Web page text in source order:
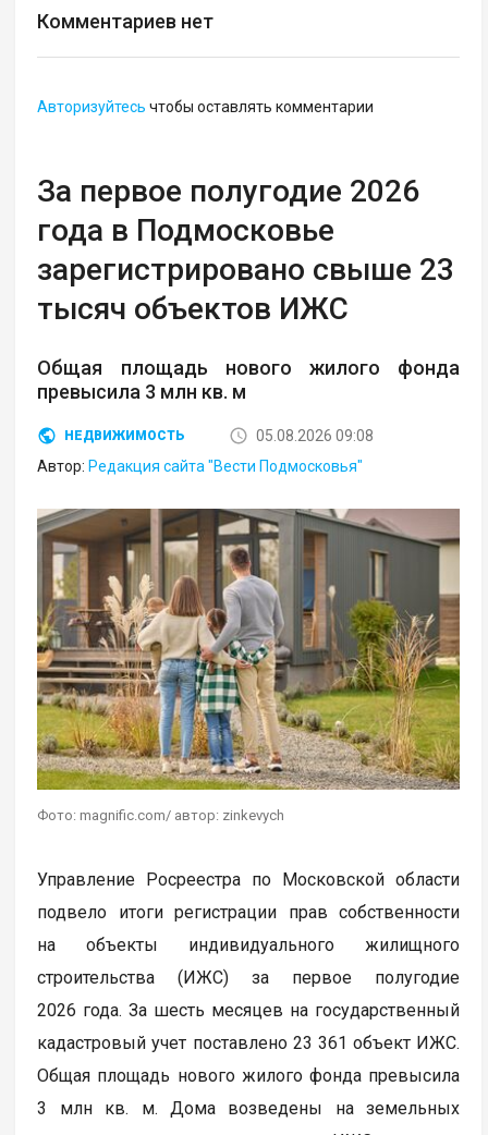
Комментариев нет
Авторизуйтесь чтобы оставлять комментарии
За первое полугодие 2026
года в Подмосковье
зарегистрировано свыше 23
тысяч объектов ИЖС
Общая площадь нового жилого фонда
превысила 3 млн кв. м
НЕДВИЖИМОСТЬ
05.08.2026 09:08
Автор:Редакция сайта "Вести Подмосковья"
Фото: magnific.com/ автор: zinkevych
Управление Росреестра по Московской области
подвело итоги регистрации прав собственности
на объекты индивидуального жилищного
строительства (ИЖС) за первое полугодие
2026 года. За шесть месяцев на государственный
кадастровый учет поставлено 23 361 объект ИЖС.
Общая площадь нового жилого фонда превысила
3 млн кв. м. Дома возведены на земельных